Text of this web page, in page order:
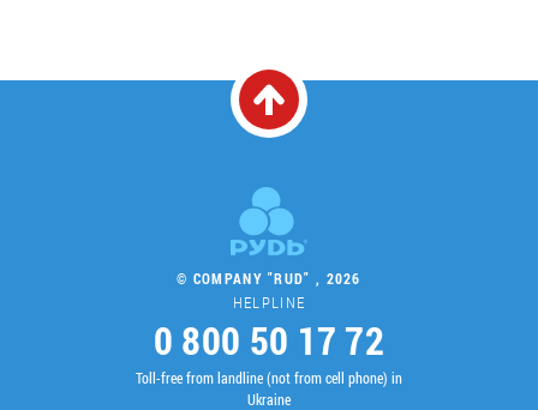
© COMPANY "RUD" , 2026
HELPLINE
0 800 50 17 72
Toll-free from landline (not from cell phone) in
Ukraine